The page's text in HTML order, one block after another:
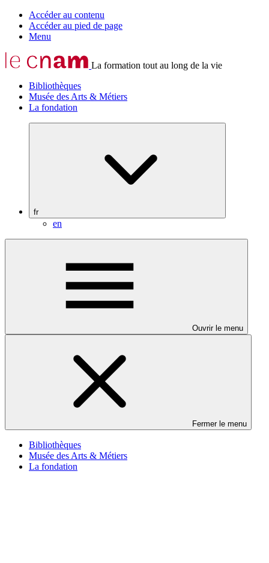
Accéder au contenu
Accéder au pied de page
Menu
La formation tout au long de la vie
Bibliothèques
Musée des Arts & Métiers
La fondation
fr
en
Ouvrir le menu
Fermer le menu
Bibliothèques
Musée des Arts & Métiers
La fondation